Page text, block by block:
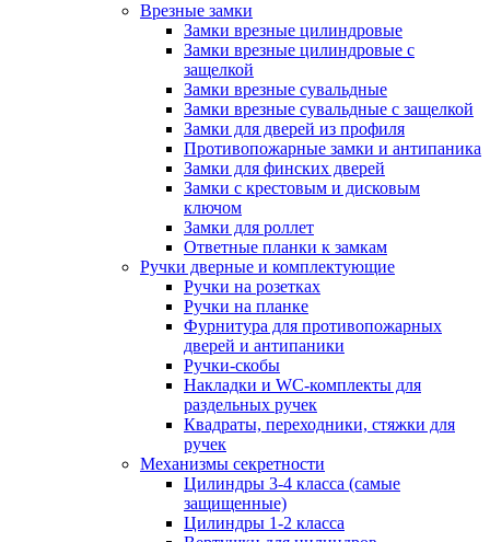
Врезные замки
Замки врезные цилиндровые
Замки врезные цилиндровые с
защелкой
Замки врезные сувальдные
Замки врезные сувальдные с защелкой
Замки для дверей из профиля
Противопожарные замки и антипаника
Замки для финских дверей
Замки с крестовым и дисковым
ключом
Замки для роллет
Ответные планки к замкам
Ручки дверные и комплектующие
Ручки на розетках
Ручки на планке
Фурнитура для противопожарных
дверей и антипаники
Ручки-скобы
Накладки и WC-комплекты для
раздельных ручек
Квадраты, переходники, стяжки для
ручек
Механизмы секретности
Цилиндры 3-4 класса (самые
защищенные)
Цилиндры 1-2 класса